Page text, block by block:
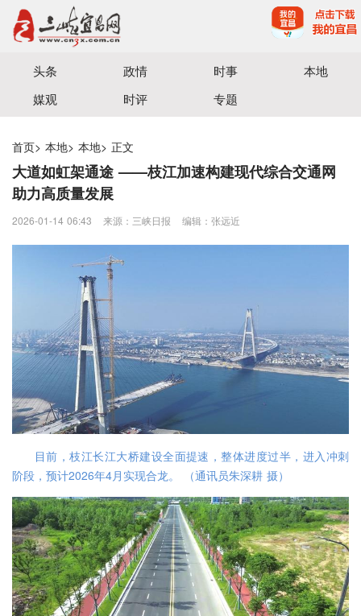
宜昌三峡融媒体中心主办
头条 政情 时事
本地
媒观
时评 专题
首页> 本地> 本地> 正文
大道如虹架通途 ——枝江加速构建现代综合交通网
助力高质量发展
2026-01-14 06:43 来源：三峡日报 编辑：张远近
目前，枝江长江大桥建设全面提速，整体进度过半，进入冲刺
阶段，预计2026年4月实现合龙。 （通讯员朱深耕 摄）